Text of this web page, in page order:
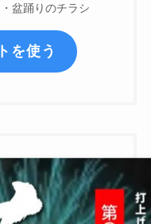
盆踊りのチラシ
を使う